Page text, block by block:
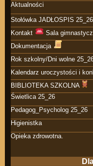
Aktualności
Stołówka JADŁOSPIS 25_26
Kontakt
Sala
Dokumentacja
Rok szkolny/Dni wolne
Kalendarz uroczystości i
BIBLIOTEKA SZKOLNA
Świetlica 25_26
Pedagog_Psycholog 25_26
Higienistka
Opieka zdrowotna.